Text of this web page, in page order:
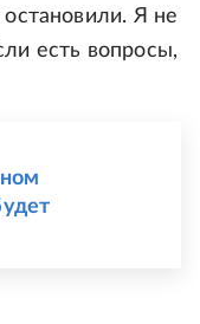
Я не
есть вопросы,